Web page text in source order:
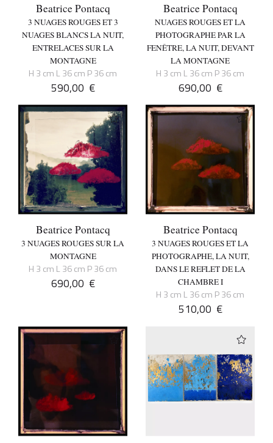
Beatrice Pontacq
3 NUAGES ROUGES ET 3
NUAGES BLANCS LA NUIT,
ENTRELACES SUR LA
MONTAGNE
H 3 cm L 36 cm P 36 cm
590,00 €
Beatrice Pontacq
NUAGES ROUGES ET LA
PHOTOGRAPHE PAR LA
FENÊTRE, LA NUIT, DEVANT
LA MONTAGNE
H 3 cm L 36 cm P 36 cm
690,00 €
Beatrice Pontacq
3 NUAGES ROUGES SUR LA
MONTAGNE
H 3 cm L 36 cm P 36 cm
690,00 €
Beatrice Pontacq
3 NUAGES ROUGES ET LA
PHOTOGRAPHE, LA NUIT,
DANS LE REFLET DE LA
CHAMBRE I
H 3 cm L 36 cm P 36 cm
510,00 €